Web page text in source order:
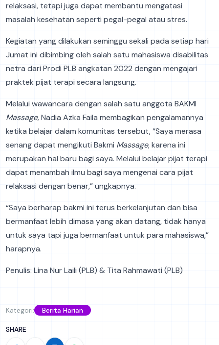
relaksasi, tetapi juga dapat membantu mengatasi
masalah kesehatan seperti pegal-pegal atau stres.
Kegiatan yang dilakukan seminggu sekali pada setiap hari
Jumat ini dibimbing oleh salah satu mahasiswa disabilitas
netra dari Prodi PLB angkatan 2022 dengan mengajari
praktek pijat terapi secara langsung.
Melalui wawancara dengan salah satu anggota BAKMI
Massage,Nadia Azka Faila membagikan pengalamannya
ketika belajar dalam komunitas tersebut, “Saya merasa
senang dapat mengikuti Bakmi Massage, karena ini
merupakan hal baru bagi saya. Melalui belajar pijat terapi
dapat menambah ilmu bagi saya mengenai cara pijat
relaksasi dengan benar,” ungkapnya.
“Saya berharap bakmi ini terus berkelanjutan dan bisa
bermanfaat lebih dimasa yang akan datang, tidak hanya
untuk saya tapi juga bermanfaat untuk para mahasiswa,”
harapnya.
Penulis: Lina Nur Laili (PLB) & Tita Rahmawati (PLB)
Kategori: Berita Harian
SHARE